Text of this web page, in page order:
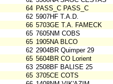
64 PASS_C PASS_C
62 5907HF T.A.D.
66 5703GE T.A. FAMECK
65 7605NM COBS
65 1905NA BLCO
62 2904BR Quimper 29
65 5604BR CO Lorient
63 2508BF BALISE 25
65 3705CE COTS